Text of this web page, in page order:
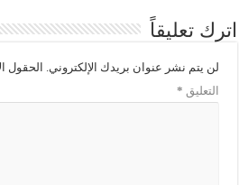
اترك تعليقاً
لن يتم نشر عنوان بريدك الإلكتروني. الحقول
التعليق *